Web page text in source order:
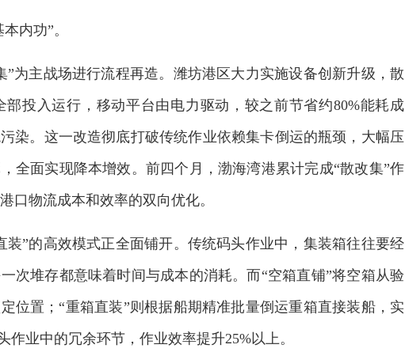
内功”。
为主战场进行流程再造。潍坊港区大力实施设备创新升级，散
投入运行，移动平台由电力驱动，较之前节省约80%能耗成
染。这一改造彻底打破传统作业依赖集卡倒运的瓶颈，大幅压
全面实现降本增效。前四个月，渤海湾港累计完成“散改集”作
口物流成本和效率的双向优化。
”的高效模式正全面铺开。传统码头作业中，集装箱往往要经
次堆存都意味着时间与成本的消耗。而“空箱直铺”将空箱从验
位置；“重箱直装”则根据船期精准批量倒运重箱直接装船，实
业中的冗余环节，作业效率提升25%以上。